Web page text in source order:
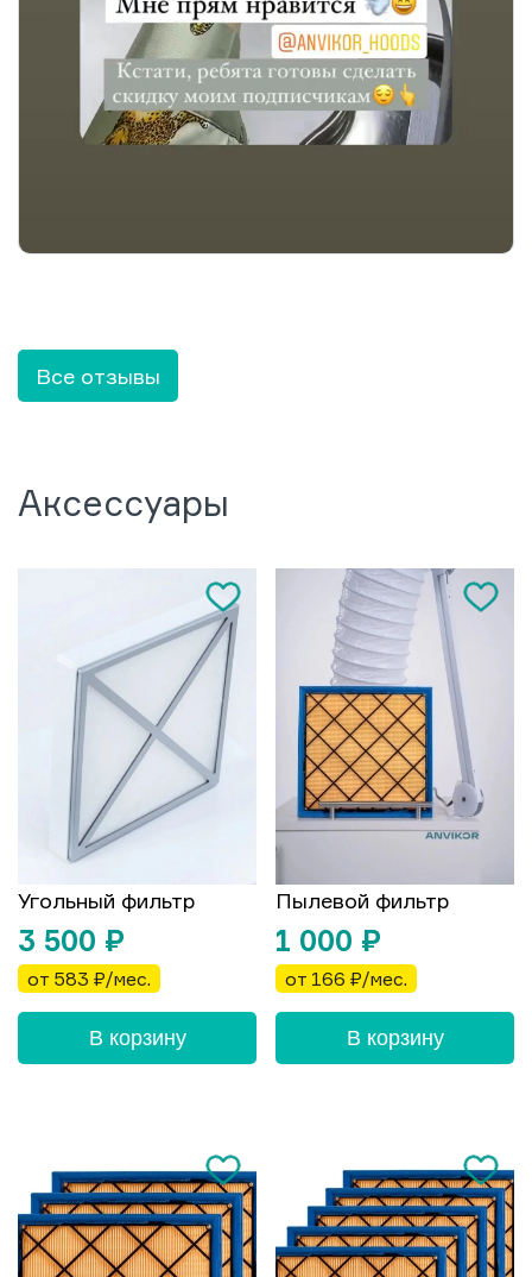
Все отзывы
Аксессуары
Угольный фильтр
3 500 ₽
от 583 ₽/мес.
В корзину
Пылевой фильтр
1 000 ₽
от 166 ₽/мес.
В корзину